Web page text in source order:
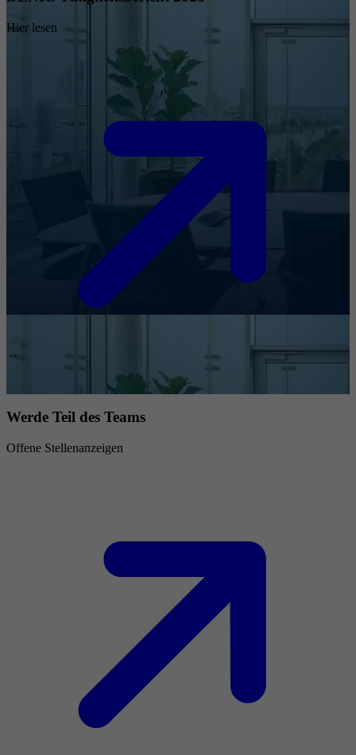
Hier lesen
Werde Teil des Teams
Offene Stellenanzeigen